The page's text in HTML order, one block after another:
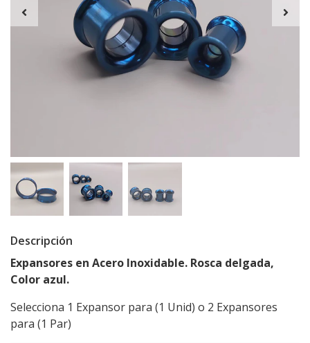
Descripción
Expansores en Acero Inoxidable. Rosca delgada,
Color azul.
Selecciona 1 Expansor para (1 Unid) o 2 Expansores
para (1 Par)